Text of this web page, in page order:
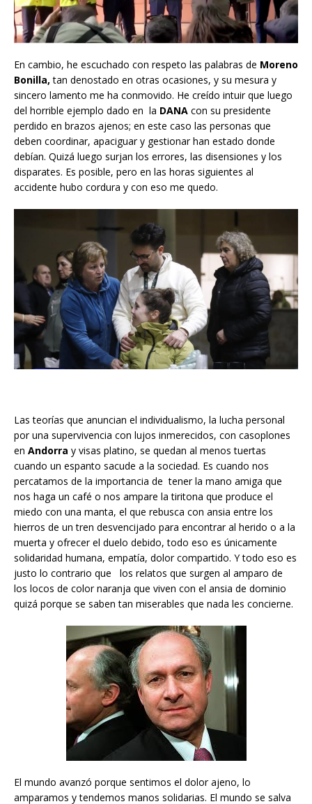
En cambio, he escuchado con respeto las palabras de Moreno
Bonilla, tan denostado en otras ocasiones, y su mesura y
sincero lamento me ha conmovido. He creído intuir que luego
del horrible ejemplo dado en la DANA con su presidente
perdido en brazos ajenos; en este caso las personas que
deben coordinar, apaciguar y gestionar han estado donde
debían. Quizá luego surjan los errores, las disensiones y los
disparates. Es posible, pero en las horas siguientes al
accidente hubo cordura y con eso me quedo.
Las teorías que anuncian el individualismo, la lucha personal
por una supervivencia con lujos inmerecidos, con casoplones
en Andorra y visas platino, se quedan al menos tuertas
cuando un espanto sacude a la sociedad. Es cuando nos
percatamos de la importancia de tener la mano amiga que
nos haga un café o nos ampare la tiritona que produce el
miedo con una manta, el que rebusca con ansia entre los
hierros de un tren desvencijado para encontrar al herido o a la
muerta y ofrecer el duelo debido, todo eso es únicamente
solidaridad humana, empatía, dolor compartido. Y todo eso es
justo lo contrario que los relatos que surgen al amparo de
los locos de color naranja que viven con el ansia de dominio
quizá porque se saben tan miserables que nada les concierne.
El mundo avanzó porque sentimos el dolor ajeno, lo
amparamos y tendemos manos solidarias. El mundo se salva